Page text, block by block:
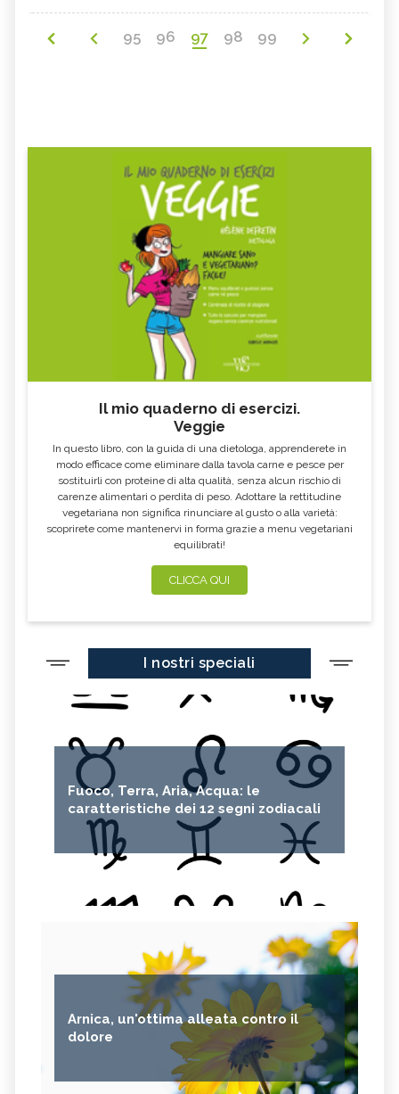
95 96 97 98 99
Il mio quaderno di esercizi.
Veggie
In questo libro, con la guida di una dietologa, apprenderete in
modo efficace come eliminare dalla tavola carne e pesce per
sostituirli con proteine di alta qualità, senza alcun rischio di
carenze alimentari o perdita di peso. Adottare la rettitudine
vegetariana non significa rinunciare al gusto o alla varietà:
scoprirete come mantenervi in forma grazie a menu vegetariani
equilibrati!
CLICCA QUI
I nostri speciali
Fuoco, Terra, Aria, Acqua: le
caratteristiche dei 12 segni zodiacali
Arnica, un'ottima alleata contro il
dolore